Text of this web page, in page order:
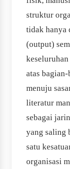
struktur
tidak hanya
(output)
atas
menuju
literatur
sebagai
yang saling
satu
organisasi